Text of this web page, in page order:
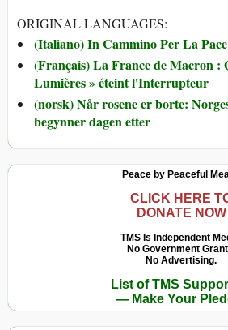
ORIGINAL LANGUAGES:
(Italiano) In Cammino Per La
(Français) La France de Macron :
Lumières » éteint l'Interrupteur
(norsk) Når rosene er borte:
begynner dagen etter
Peace by Peaceful
CLICK HERE
DONATE NOW
TMS Is Independent
No Government
No Advertising.
List of TMS
— Make Your